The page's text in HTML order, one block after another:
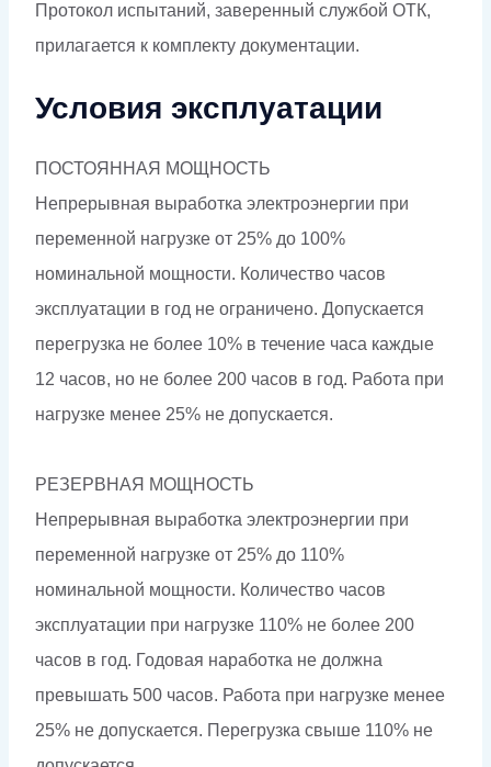
Протокол испытаний, заверенный службой ОТК,
прилагается к комплекту документации.
Условия эксплуатации
ПОСТОЯННАЯ МОЩНОСТЬ
Непрерывная выработка электроэнергии при
переменной нагрузке от 25% до 100%
номинальной мощности. Количество часов
эксплуатации в год не ограничено. Допускается
перегрузка не более 10% в течение часа каждые
12 часов, но не более 200 часов в год. Работа при
нагрузке менее 25% не допускается.
РЕЗЕРВНАЯ МОЩНОСТЬ
Непрерывная выработка электроэнергии при
переменной нагрузке от 25% до 110%
номинальной мощности. Количество часов
эксплуатации при нагрузке 110% не более 200
часов в год. Годовая наработка не должна
превышать 500 часов. Работа при нагрузке менее
25% не допускается. Перегрузка свыше 110% не